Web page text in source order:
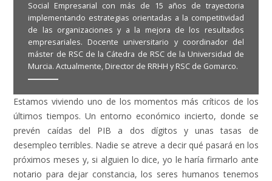
Social Empresarial con más de 15 años de trayectoria
implementando estrategias orientadas a la competitividad
de las organizaciones y a la mejora de los resultados
empresariales. Docente universitario y coordinador del
máster de RSC de la Cátedra de RSC de la Universidad de
Murcia. Actualmente, Director de RRHH y RSC de Gomarco.
Estamos viviendo uno de los momentos más críticos de los
últimos tiempos. Un entorno económico incierto, donde se
prevén caídas del PIB a dos dígitos y unas tasas de
desempleo terribles. Nadie se atreve a decir qué pasará en los
próximos meses y, si alguien lo dice, yo le haría firmarlo ante
notario para dejar constancia, los seres humanos tenemos